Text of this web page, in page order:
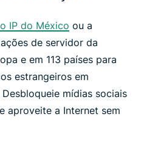
IP do México ou a
de servidor da
e em 113 países para
estrangeiros em
mídias sociais
aproveite a Internet sem